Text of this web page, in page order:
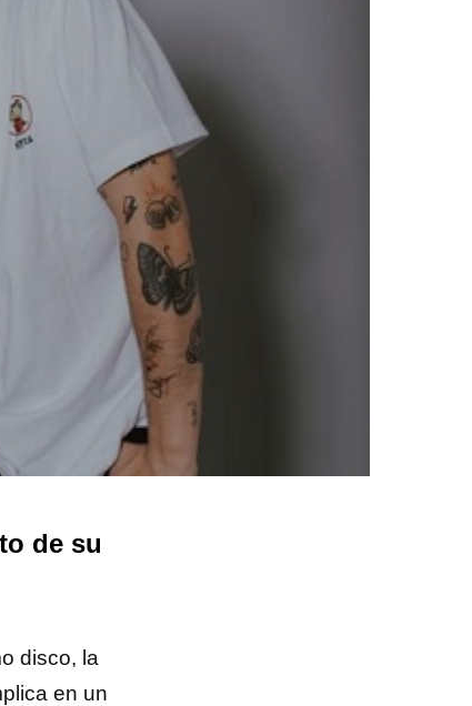
de su
disco, la
en un